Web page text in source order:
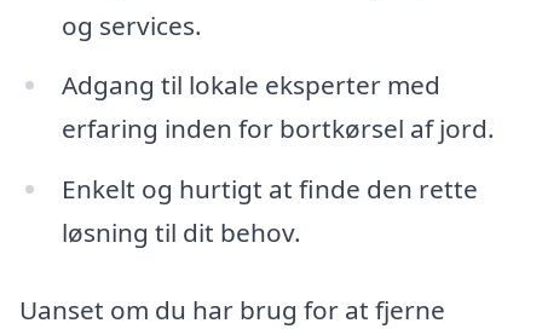
og services.
Adgang til lokale eksperter med
erfaring inden for bortkørsel af jord.
Enkelt og hurtigt at finde den rette
løsning til dit behov.
Uanset om du har brug for at fjerne